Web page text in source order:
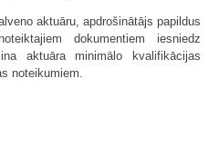
aktuāru, apdrošinātājs papildus
dokumentiem iesniedz
aktuāra minimālo kvalifikācijas
noteikumiem.